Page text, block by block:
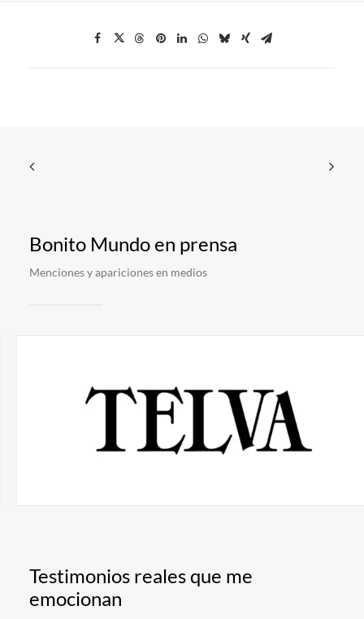
Bonito Mundo en prensa
Menciones y apariciones en medios
Testimonios reales que me
emocionan